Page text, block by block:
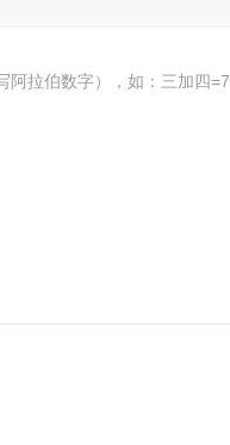
阿拉伯数字），如：三加四=7